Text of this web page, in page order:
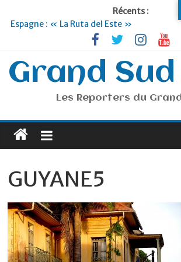
Récents :
Espagne : « La Ruta del Este »
Lyon : « Cirque Imagine »… Retour le 19
Briançon et la Vallée de Serre Chevalier :
sommet
Je suis en Voyage
Portugal : « Tout l’Alentejo à pied »
Grand
Les Reporters du
GUYANE5